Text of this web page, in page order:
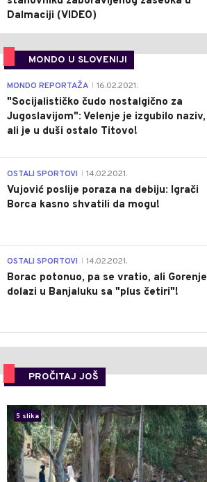
Dalmaciji (VIDEO)
MONDO U SLOVENIJI
MONDO REPORTAŽA 16.02.2021.
"Socijalističko čudo nostalgično za
Jugoslavijom": Velenje je izgubilo naziv,
ali je u duši ostalo Titovo!
OSTALI SPORTOVI 14.02.2021.
Vujović poslije poraza na debiju: Igrači
Borca kasno shvatili da mogu!
OSTALI SPORTOVI 14.02.2021.
Borac potonuo, pa se vratio, ali Gorenje
dolazi u Banjaluku sa "plus četiri"!
PROČITAJ JOŠ
5 slika